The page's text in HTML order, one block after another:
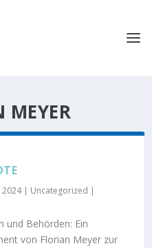
MEYER
2024| Uncategorized |
und Behörden: Ein
von Florian Meyer zur